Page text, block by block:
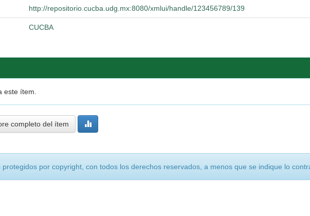
http://repositorio.cucba.udg.mx:8080/xmlui/handle/123456789/139
CUCBA
este ítem.
completo del ítem
por copyright, con todos los derechos reservados, a menos que se indique lo